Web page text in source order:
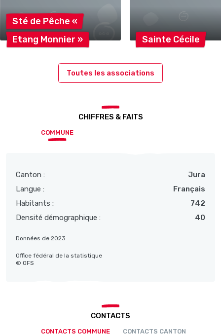
Sté de Pêche «
Etang Monnier » Sainte Cécile
Toutes les associations
CHIFFRES & FAITS
COMMUNE
Canton :
Jura
Langue :
Français
Habitants :
742
Densité démographique :
40
Données de 2023
Office fédéral de la statistique
© OFS
CONTACTS
CONTACTS COMMUNE CONTACTS CANTON